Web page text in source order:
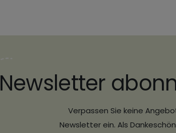
Newsletter
Verpassen Sie keine
Newsletter ein. Als